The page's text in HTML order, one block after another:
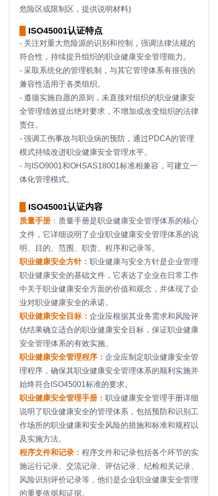
危险区或限制区，提供说明材料)
ISO45001认证特点
- 关注对重大危险源的识别和控制，强调法律法规的
符合性，持续提升组织的职业健康安全管理能力。
- 采取系统化的管理机制，与其它管理体系有很强的
兼容性适用于各类组织。
- 遵循实施自愿的原则，未直接对组织的职业健康安
全管理绩效提出绝对要求，不增加或改变组织的法律
责任。
- 强调工伤事故与职业病的预防，通过PDCA的管理
模式持续改进职业健康安全管理水平。
- 与ISO9001和OHSAS18001标准相兼容，可建立一
体化管理模式。
ISO45001认证内容
质量手册： 质量手册是职业健康安全管理体系的核心
文件，它详细说明了企业职业健康安全管理体系的说
明、目的、范围、职责、程序和记录等。
职业健康安全方针： 职业健康与安全方针是企业管理
职业健康安全的基础文件，它表达了企业在日常工作
中关于职业健康安全方面的价值和观念，并体现了企
业对职业健康安全的承诺。
职业健康安全目标： 企业应根据其业务需求和风险评
估结果确立适合的职业健康安全目标，保证职业健康
安全管理体系的有效实施。
职业健康安全管理程序： 企业应制定职业健康安全管
理程序，确保其职业健康安全管理体系的顺利实施并
始终符合ISO45001标准的要求。
职业健康安全管理手册： 职业健康安全管理手册详细
说明了职业健康安全的管理体系，包括预防和识别工
作场所的职业健康和安全风险的措施和标准和规程以
及实施方法。
程序文件和记录： 程序文件和记录包括各个环节的实
施运行记录、交流记录、评估记录、纪检相关记录、
风险识别评价记录等，他们是企业职业健康安全管理
的重要依据和证据。